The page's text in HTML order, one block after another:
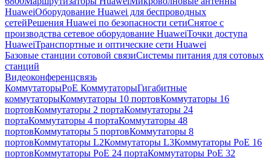
HuaweiОборудование Huawei для беспроводных
сетейРешения Huawei по безопасности сетиСнятое с
производства сетевое оборудование HuaweiТочки доступа
HuaweiТранспортные и оптические сети Huawei
Базовые станции сотовой связиСистемы питания для сотовых
станций
Видеоконференцсвязь
КоммутаторыPoE КоммутаторыГигабитные
коммутаторыКоммутаторы 10 портовКоммутаторы 16
портовКоммутаторы 2 портаКоммутаторы 24
портаКоммутаторы 4 портаКоммутаторы 48
портовКоммутаторы 5 портовКоммутаторы 8
портовКоммутаторы L2Коммутаторы L3Коммутаторы PoE 16
портовКоммутаторы PoE 24 портаКоммутаторы PoE 32